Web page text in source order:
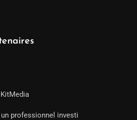
professionnel investi